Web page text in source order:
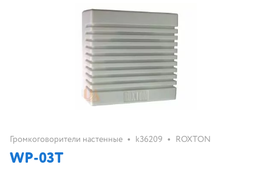
Громкоговорители настенные • k36209 • ROXTON
WP-03T